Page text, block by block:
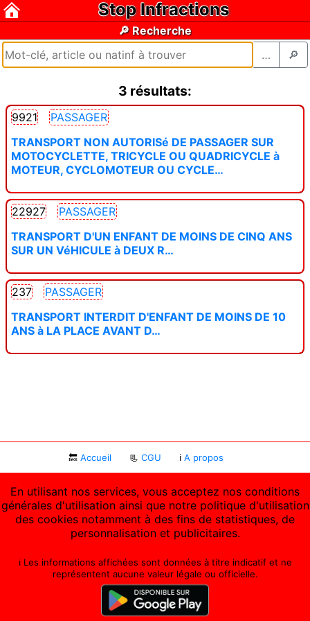
Stop Infractions
🔎 Recherche
…
🔎
3 résultats:
9921
PASSAGER
TRANSPORT NON AUTORISé DE PASSAGER SUR
MOTOCYCLETTE, TRICYCLE OU QUADRICYCLE à
MOTEUR, CYCLOMOTEUR OU CYCLE…
22927
PASSAGER
TRANSPORT D'UN ENFANT DE MOINS DE CINQ ANS
SUR UN VéHICULE à DEUX R…
237
PASSAGER
TRANSPORT INTERDIT D'ENFANT DE MOINS DE 10
ANS à LA PLACE AVANT D…
🔙 Accueil 📃 CGU ℹ A propos
En utilisant nos services, vous acceptez nos conditions
générales d'utilisation ainsi que notre politique d'utilisation
des cookies notamment à des fins de statistiques, de
personnalisation et publicitaires.
ℹ️ Les informations affichées sont données à titre indicatif et ne
représentent aucune valeur légale ou officielle.